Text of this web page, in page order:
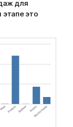
для
это